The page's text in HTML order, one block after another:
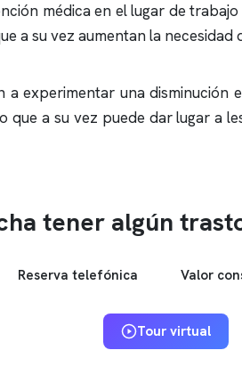
médica en el lugar de
a su vez aumentan la
a experimentar una disminución
a su vez puede dar lugar a
tener algún
Reserva telefónica Valor
Tour virtual